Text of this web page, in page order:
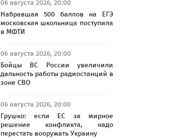
06 августа 2026, 20:00
Набравшая 500 баллов на ЕГЭ
московская школьница поступила
в МФТИ
06 августа 2026, 20:00
Бойцы ВС России увеличили
дальность работы радиостанций в
зоне СВО
06 августа 2026, 20:00
Грушко: если ЕС за мирное
решение конфликта, надо
перестать вооружать Украину